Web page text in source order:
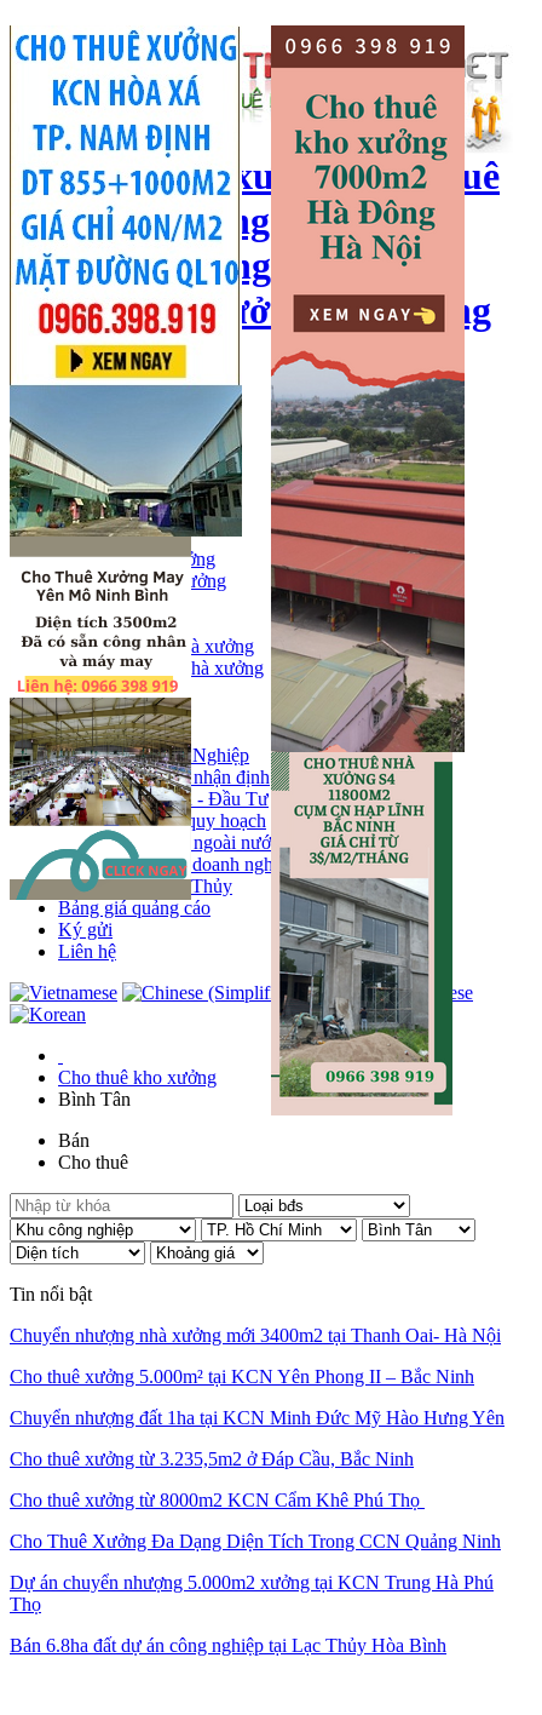
cho thuê kho xưởng, cho thuê
kho, kho xưởng hà nội, cho
thuê nhà xưởng, cho thuê
xưởng, kho xưởng hải dương
Hotline:0966 398 919
Đăng ký
Đăng tin bán/cho thuê
Trang chủ
Bán kho, nhà xưởng
Bán kho xưởng
Kho
Mặt bằng
Cho thuê kho, nhà xưởng
Cho thuê nhà xưởng
Kho
Mặt bằng
Tin tức
Khu Công Nghiệp
Phân tích - nhận định
Chính sách - Đầu Tư
Thông tin quy hoạch
Thị trường ngoài nước
Hoạt động doanh nghiẹp
Tin Phong Thủy
Bảng giá quảng cáo
Ký gửi
Liên hệ
Cho thuê kho xưởng
Bình Tân
Bán
Cho thuê
Tin nổi bật
Chuyển nhượng nhà xưởng mới 3400m2 tại Thanh Oai- Hà Nội
Cho thuê xưởng 5.000m² tại KCN Yên Phong II – Bắc Ninh
Chuyển nhượng đất 1ha tại KCN Minh Đức Mỹ Hào Hưng Yên
Cho thuê xưởng từ 3.235,5m2 ở Đáp Cầu, Bắc Ninh
Cho thuê xưởng từ 8000m2 KCN Cẩm Khê Phú Thọ
Cho Thuê Xưởng Đa Dạng Diện Tích Trong CCN Quảng Ninh
Dự án chuyển nhượng 5.000m2 xưởng tại KCN Trung Hà Phú
Thọ
Bán 6.8ha đất dự án công nghiệp tại Lạc Thủy Hòa Bình